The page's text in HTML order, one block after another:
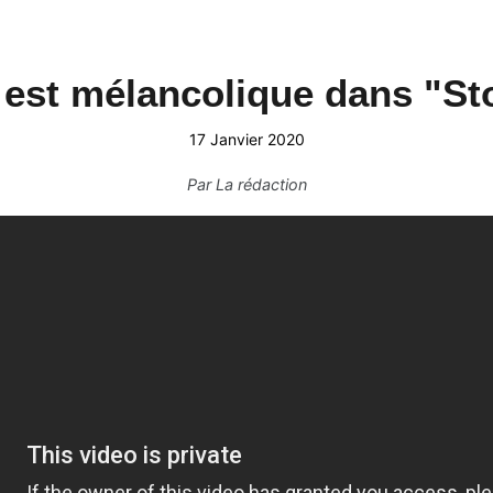
mélancolique dans
17 Janvier 2020
ParLa rédaction